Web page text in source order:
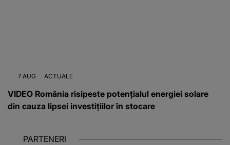
7 AUG ACTUALE
VIDEO România risipeste potențialul energiei solare
din cauza lipsei investițiilor în stocare
PARTENERI